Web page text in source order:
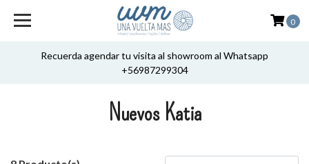
Recuerda agendar tu visita al showroom al Whatsapp
+56987299304
0
Nuevos Katia